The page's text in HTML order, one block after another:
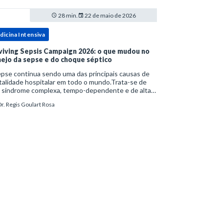
28 min. 22 de maio de 2026
Intensiva
Sepsis Campaign 2026: o que mudou no
da sepse e do choque séptico
continua sendo uma das principais causas de
hospitalar em todo o mundo.Trata-se de
síndrome complexa, tempo-dependente e de alta
estruturado são determinantes para o desfe
Regis Goulart Rosa